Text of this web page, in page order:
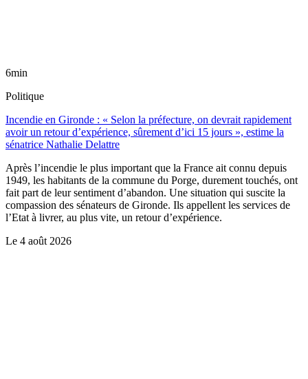
6min
Politique
Incendie en Gironde : « Selon la préfecture, on devrait rapidement
avoir un retour d’expérience, sûrement d’ici 15 jours », estime la
sénatrice Nathalie Delattre
Après l’incendie le plus important que la France ait connu depuis
1949, les habitants de la commune du Porge, durement touchés, ont
fait part de leur sentiment d’abandon. Une situation qui suscite la
compassion des sénateurs de Gironde. Ils appellent les services de
l’Etat à livrer, au plus vite, un retour d’expérience.
Le 4 août 2026